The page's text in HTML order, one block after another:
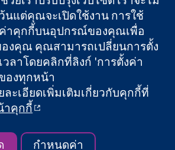
Library
เป็นองค์กรการกุศล (เลขที่ 1045921)
ำประกัน (เลขที่ 03044323) ที่จดทะเบียน
ยเลขจดทะเบียนภาษีมูลค่าเพิ่ม GB 718
Cochrane Collaboration
ารใช้เว็บไซต์|ข้อความปฏิเสธความรับ
ว นโยบายคุกกี้|การตั้งค่าคุกกี้
นแต่คุณจะเปิดใช้งาน การใช้
ค่าคุกกี้บนอุปกรณ์ของคุณเพื่อ
งคุณ คุณสามารถเปลี่ยนการตั้ง
ลาโดยคลิกที่ลิงก์ 'การตั้งค่า
องทุกหน้า
ะเอียดเพิ่มเติมเกี่ยวกับคุกกี้ที่
าคุกกี้
กำหนดค่า